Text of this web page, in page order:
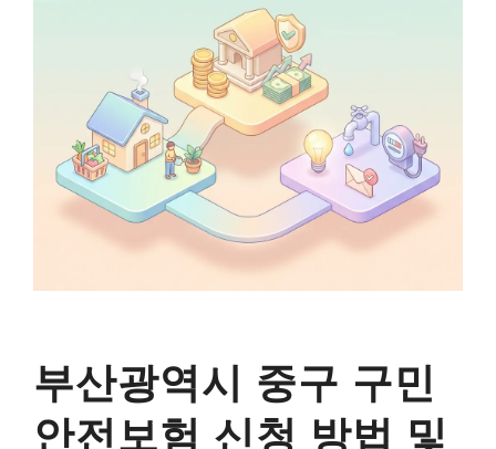
부산광역시 중구 구민
안전보험 신청 방법 및